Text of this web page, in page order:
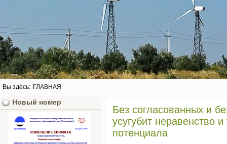
Вы здесь: ГЛАВНАЯ
Без согласованных и
усугубит неравенство
потенциала
Новый номер